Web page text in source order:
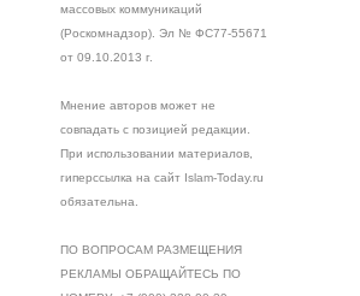
массовых коммуникаций
(Роскомнадзор). Эл № ФС77-55671
от 09.10.2013 г.
Мнение авторов может не
совпадать с позицией редакции.
При использовании материалов,
гиперссылка на сайт Islam-Today.ru
обязательна.
ПО ВОПРОСАМ РАЗМЕЩЕНИЯ
РЕКЛАМЫ ОБРАЩАЙТЕСЬ ПО